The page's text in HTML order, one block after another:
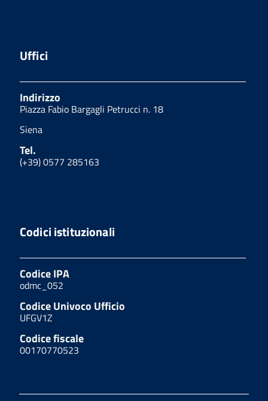
Uffici
Indirizzo
Piazza Fabio Bargagli Petrucci n. 18
Siena
Tel.
(+39) 0577 285163
Codici istituzionali
Codice IPA
odmc_052
Codice Univoco Ufficio
UFGV1Z
Codice fiscale
00170770523